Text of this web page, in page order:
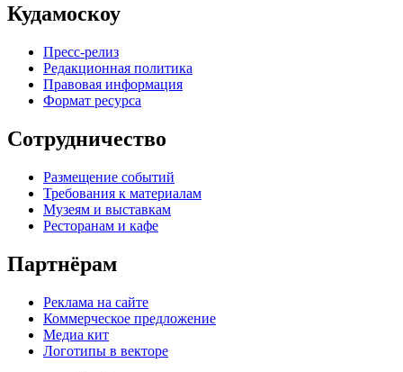
Кудамоскоу
Пресс-релиз
Редакционная политика
Правовая информация
Формат ресурса
Сотрудничество
Размещение событий
Требования к материалам
Музеям и выставкам
Ресторанам и кафе
Партнёрам
Реклама на сайте
Коммерческое предложение
Медиа кит
Логотипы в векторе